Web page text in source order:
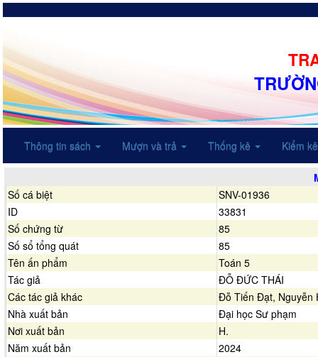
Thông tin sách Mượn và trả Thống kê Kiểm
Số cá biệt
SNV-01936
ID
33831
Số chứng từ
85
Số sổ tổng quát
85
Tên ấn phẩm
Toán 5
Tác giả
ĐỖ ĐỨC THÁI
Các tác giả khác
Đỗ Tiến Đạt, Nguyễn
Nhà xuất bản
Đại học Sư phạm
Nơi xuất bản
H.
Năm xuất bản
2024